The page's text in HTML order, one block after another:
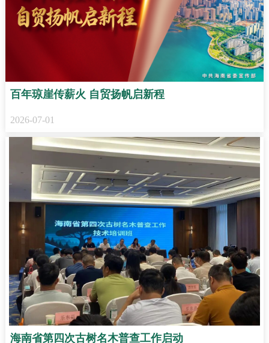
百年琼崖传薪火 自贸扬帆启新程
2026-07-01
海南省第四次古树名木普查工作启动